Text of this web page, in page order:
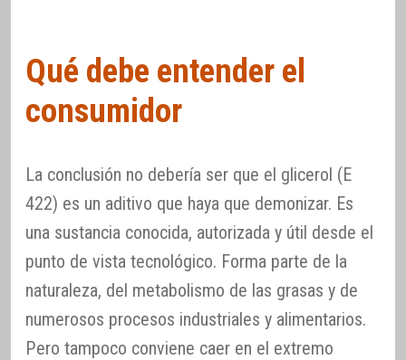
Qué debe entender el
consumidor
La conclusión no debería ser que el glicerol (E
422) es un aditivo que haya que demonizar. Es
una sustancia conocida, autorizada y útil desde el
punto de vista tecnológico. Forma parte de la
naturaleza, del metabolismo de las grasas y de
numerosos procesos industriales y alimentarios.
Pero tampoco conviene caer en el extremo